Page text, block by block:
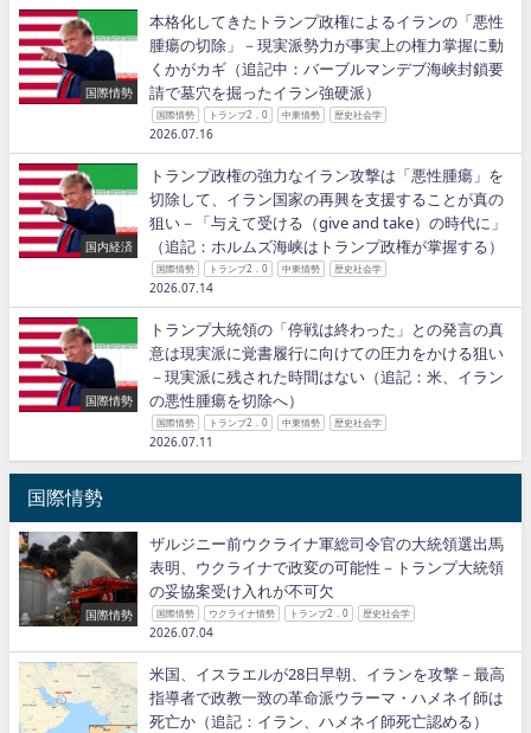
国際情勢
本格化してきたトランプ政権によるイランの「悪性
腫瘍の切除」－現実派勢力が事実上の権力掌握に動
くかがカギ（追記中：バーブルマンデブ海峡封鎖要
請で墓穴を掘ったイラン強硬派）
国際情勢 トランプ2．0 中東情勢 歴史社会学
2026.07.16
国内経済
トランプ政権の強力なイラン攻撃は「悪性腫瘍」を
切除して、イラン国家の再興を支援することが真の
狙い－「与えて受ける（give and take）の時代に」
（追記：ホルムズ海峡はトランプ政権が掌握する）
国際情勢 トランプ2．0 中東情勢 歴史社会学
2026.07.14
国際情勢
トランプ大統領の「停戦は終わった」との発言の真
意は現実派に覚書履行に向けての圧力をかける狙い
－現実派に残された時間はない（追記：米、イラン
の悪性腫瘍を切除へ）
国際情勢 トランプ2．0 中東情勢 歴史社会学
2026.07.11
国際情勢
国際情勢
ザルジニー前ウクライナ軍総司令官の大統領選出馬
表明、ウクライナで政変の可能性－トランプ大統領
の妥協案受け入れが不可欠
国際情勢 ウクライナ情勢 トランプ2．0 歴史社会学
2026.07.04
米国、イスラエルが28日早朝、イランを攻撃－最高
指導者で政教一致の革命派ウラーマ・ハメネイ師は
死亡か（追記：イラン、ハメネイ師死亡認める）